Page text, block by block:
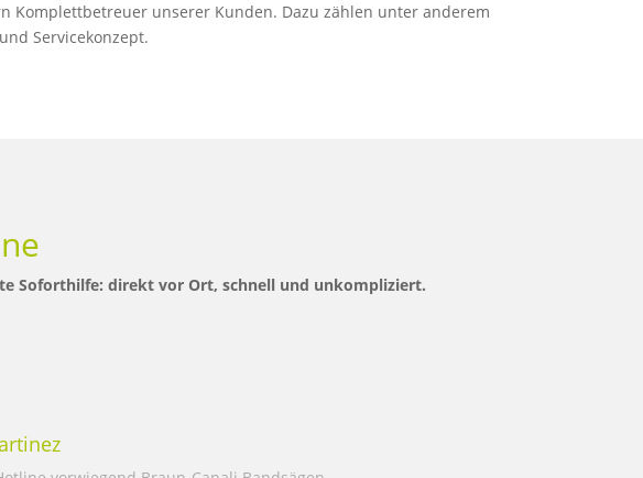
unserer Kunden. Dazu zählen unter anderem
Servicekonzept.
Soforthilfe: direkt vor Ort, schnell und unkompliziert.